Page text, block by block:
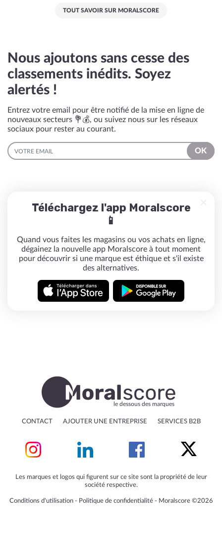
TOUT SAVOIR SUR MORALSCORE
Nous ajoutons sans cesse des
classements inédits. Soyez
alertés !
Entrez votre email pour être notifié de la mise en ligne de
nouveaux secteurs 💐💰, ou suivez nous sur les réseaux
sociaux pour rester au courant.
EMAIL
OK
Téléchargez l'app Moralscore
📱
Quand vous faites les magasins ou vos achats en ligne,
dégainez la nouvelle app Moralscore à tout moment
pour découvrir si une marque est éthique et s'il existe
des alternatives.
le dessous des marques
CONTACT AJOUTER UNE ENTREPRISE SERVICES B2B
Les marques et logos qui figurent sur ce site sont la propriété de leur
société respective.
Conditions d'utilisation‐ Politique de confidentialité‐ Moralscore ©2026